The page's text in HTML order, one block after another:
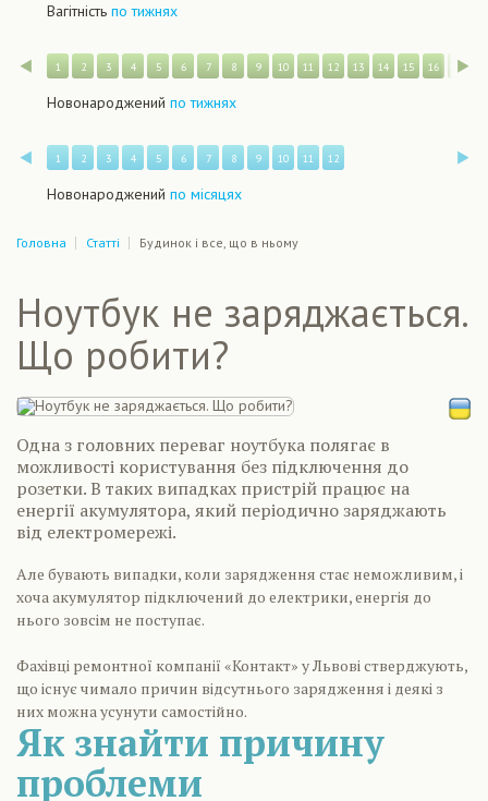
Вагітність по тижнях
Назад
1 2 3 4 5 6 7 8 9 10 11 12 13 14 15 16 17
Новонароджений по тижнях
Назад
1 2 3 4 5 6 7 8 9 10 11 12
Новонароджений по місяцях
Головна Статті Будинок і все, що в ньому
Ноутбук не заряджається.
Що робити?
Одна з головних переваг ноутбука полягає в
можливості користування без підключення до
розетки. В таких випадках пристрій працює на
енергії акумулятора, який періодично заряджають
від електромережі.
Але бувають випадки, коли зарядження стає неможливим, і
хоча акумулятор підключений до електрики, енергія до
нього зовсім не поступає.
Фахівці ремонтної компанії «Контакт» у Львові стверджують,
що існує чимало причин відсутнього зарядження і деякі з
них можна усунути самостійно.
Як знайти причину
проблеми